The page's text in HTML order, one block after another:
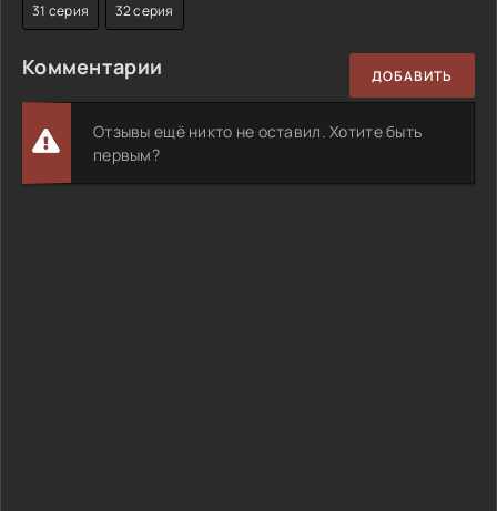
31 серия 32 серия
Комментарии ДОБАВИТЬ
Отзывы ещё никто не оставил. Хотите быть
первым?